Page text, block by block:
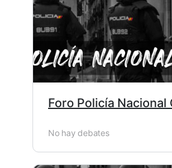
Foro Policía Nacional
No hay debates